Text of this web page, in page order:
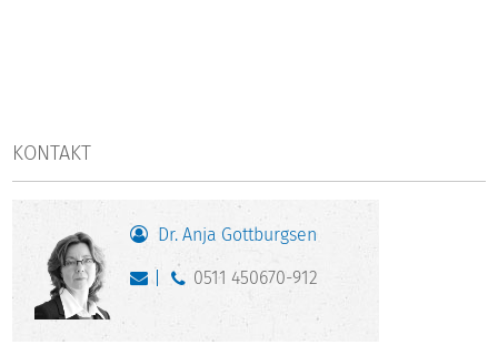
KONTAKT
Dr. Anja Gottburgsen
0511 450670-912